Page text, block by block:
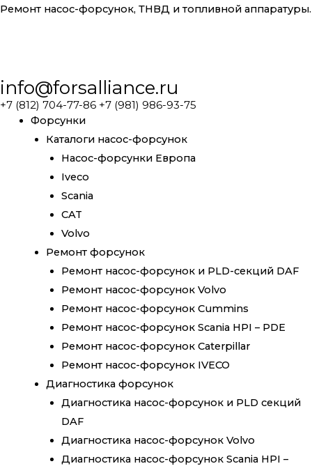
Ремонт насос-форсунок, ТНВД и топливной аппаратуры.
info@forsalliance.ru
+7 (812) 704-77-86 +7 (981) 986-93-75
Форсунки
Каталоги насос-форсунок
Насос-форсунки Европа
Iveco
Scania
CAT
Volvo
Ремонт форсунок
Ремонт насос-форсунок и PLD-секций DAF
Ремонт насос-форсунок Volvo
Ремонт насос-форсунок Cummins
Ремонт насос-форсунок Scania HPI – PDE
Ремонт насос-форсунок Caterpillar
Ремонт насос-форсунок IVECO
Диагностика форсунок
Диагностика насос-форсунок и PLD секций
DAF
Диагностика насос-форсунок Volvo
Диагностика насос-форсунок Scania HPI –